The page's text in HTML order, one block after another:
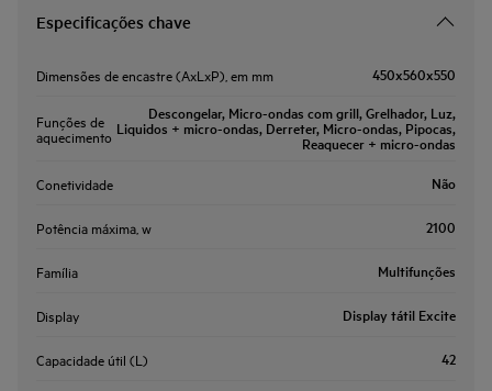
Especificações chave
Dimensões de encastre (AxLxP), em mm 450x560x550
Funções de
aquecimento
Descongelar, Micro-ondas com grill, Grelhador, Luz,
Liquidos + micro-ondas, Derreter, Micro-ondas, Pipocas,
Reaquecer + micro-ondas
Conetividade Não
Potência máxima, w 2100
Família Multifunções
Display Display tátil Excite
Capacidade útil (L) 42